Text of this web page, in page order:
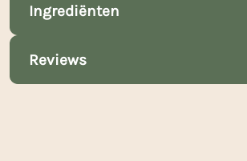
Ingrediënten
Reviews